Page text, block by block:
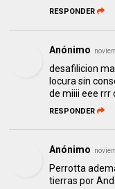
RESPONDER
Anónimo
desafilicion
locura sin
de miiii eee rrr
RESPONDER
Anónimo
Perrotta
tierras por